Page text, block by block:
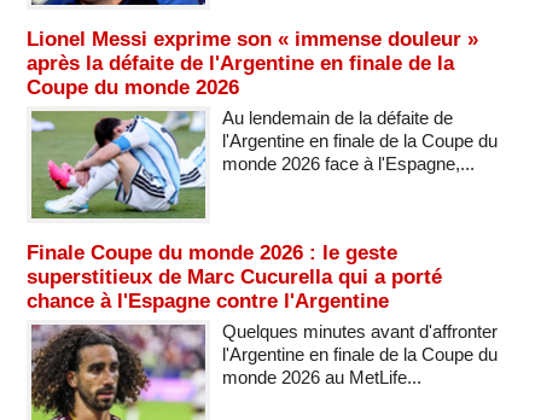
Lionel Messi exprime son « immense douleur »
après la défaite de l'Argentine en finale de la
Coupe du monde 2026
Au lendemain de la défaite de
l'Argentine en finale de la Coupe du
monde 2026 face à l'Espagne,...
Finale Coupe du monde 2026 : le geste
superstitieux de Marc Cucurella qui a porté
chance à l'Espagne contre l'Argentine
Quelques minutes avant d'affronter
l'Argentine en finale de la Coupe du
monde 2026 au MetLife...